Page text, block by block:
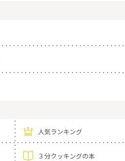
人気ランキング
３分クッキングの本